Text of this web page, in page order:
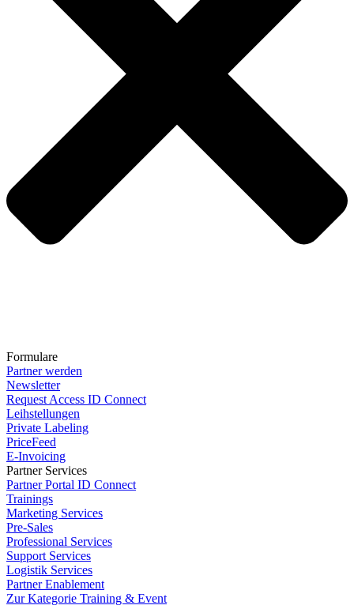
Formulare
Partner werden
Newsletter
Request Access ID Connect
Leihstellungen
Private Labeling
PriceFeed
E-Invoicing
Partner Services
Partner Portal ID Connect
Trainings
Marketing Services
Pre-Sales
Professional Services
Support Services
Logistik Services
Partner Enablement
Zur Kategorie Training & Event